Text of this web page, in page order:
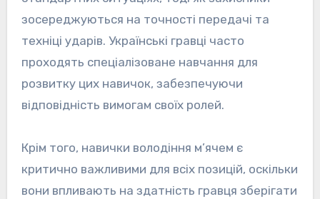
зосереджуються на точності передачі та
техніці ударів. Українські гравці часто
проходять спеціалізоване навчання для
розвитку цих навичок, забезпечуючи
відповідність вимогам своїх ролей.
Крім того, навички володіння м’ячем є
критично важливими для всіх позицій, оскільки
вони впливають на здатність гравця зберігати